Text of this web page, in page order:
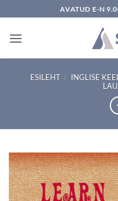
to
content
AVATUD E-N
ESILEHT / INGLISE KEEL